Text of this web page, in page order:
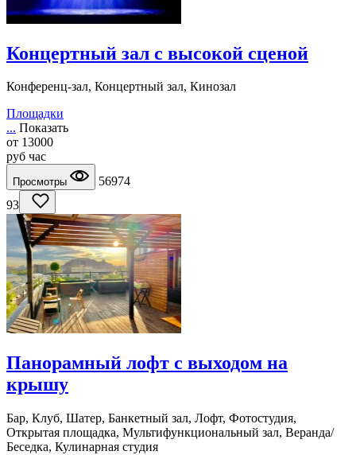
Концертный зал с высокой сценой
Конференц-зал, Концертный зал, Кинозал
Площадки
... Показать
от 13000
руб час
Просмотры
56974
93
Панорамный лофт с выходом на
крышу
Бар, Клуб, Шатер, Банкетный зал, Лофт, Фотостудия,
Открытая площадка, Мультифункциональный зал, Веранда/
Беседка, Кулинарная студия